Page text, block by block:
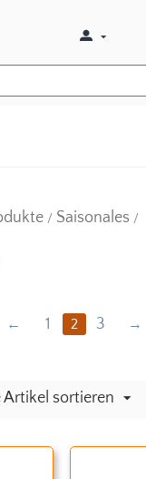
/ Saisonales /
1 2 3
Artikel sortieren